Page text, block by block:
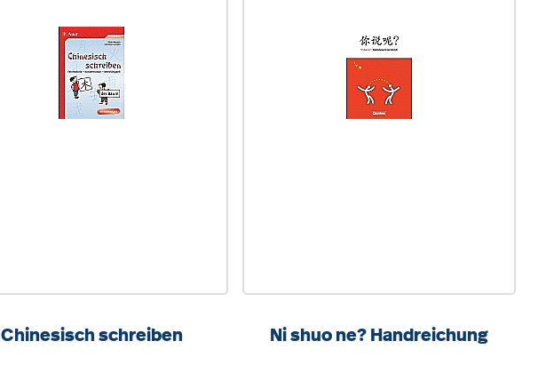
Chinesisch schreiben Ni shuo ne? Handreichung